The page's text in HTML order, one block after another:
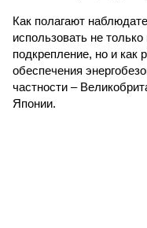
Как полагают
использовать не
подкрепление, но и как
обеспечения
частности –
Японии.